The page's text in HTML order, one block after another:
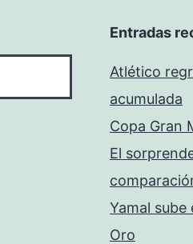
Entradas
Atlético
acumulada
Copa Gran
El
Yamal
Oro